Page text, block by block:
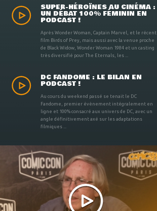
SUPER-HÉROÏNES AU CINÉMA :
UN DÉBAT 100% FÉMININ EN
PODCAST !
Après Wonder Woman, Captain Marvel, et le récent
film Birds of Prey, mais aussi avec la venue proche
de Black Widow, Wonder Woman 1984 et un casting
très diversifié pour The Eternals, les ...
DC FANDOME : LE BILAN EN
PODCAST !
Au cours du weekend passé se tenait le DC
Fandome, premier évènement intégralement en
ligne et 100% consacré aux univers de DC, avec un
angle définitivement axé sur les adaptations
filmiques ...